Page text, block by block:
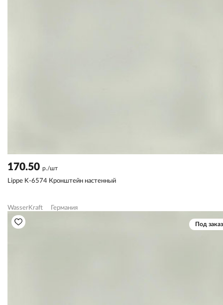
170.50 р./шт
Lippe K-6574 Кронштейн настенный
WasserKraft Германия
Под заказ